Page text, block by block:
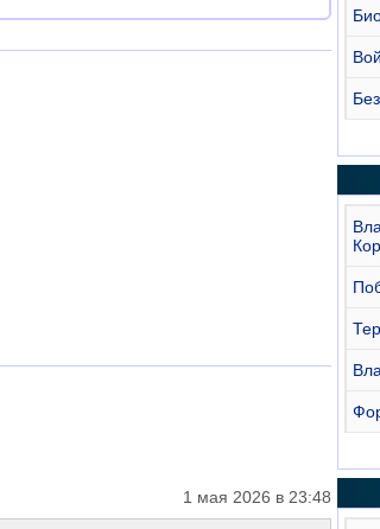
1 мая 2026 в 23:48